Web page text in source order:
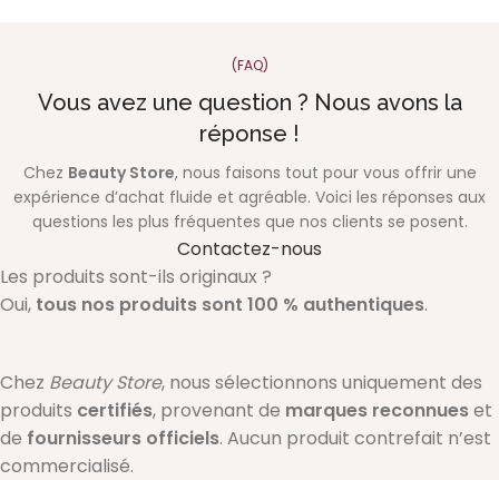
(FAQ)
Vous avez une question ? Nous avons la
réponse !
Chez Beauty Store, nous faisons tout pour vous offrir une
expérience d’achat fluide et agréable. Voici les réponses aux
questions les plus fréquentes que nos clients se posent.
Contactez-nous
Les produits sont-ils originaux ?
Oui, tous nos produits sont 100 % authentiques.
Chez Beauty Store, nous sélectionnons uniquement des
produits certifiés, provenant de marques reconnueset
de fournisseurs officiels. Aucun produit contrefait n’est
commercialisé.